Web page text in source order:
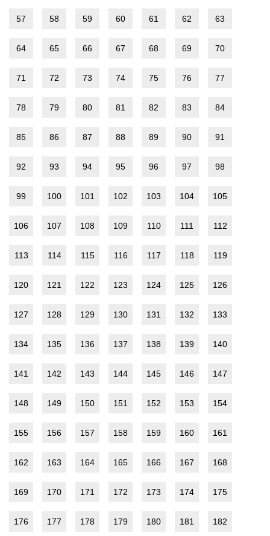
57 58 59 60 61 62 63
64 65 66 67 68 69 70
71 72 73 74 75 76 77
78 79 80 81 82 83 84
85 86 87 88 89 90 91
92 93 94 95 96 97 98
99 100 101 102 103 104 105
106 107 108 109 110 111 112
113 114 115 116 117 118 119
120 121 122 123 124 125 126
127 128 129 130 131 132 133
134 135 136 137 138 139 140
141 142 143 144 145 146 147
148 149 150 151 152 153 154
155 156 157 158 159 160 161
162 163 164 165 166 167 168
169 170 171 172 173 174 175
176 177 178 179 180 181 182